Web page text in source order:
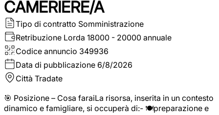
CAMERIERE/A
Tipo di contratto Somministrazione
Retribuzione Lorda 18000 - 20000 annuale
Codice annuncio 349936
Data di pubblicazione 6/8/2026
Città Tradate
🎯 Posizione – Cosa faraiLa risorsa, inserita in un contesto
dinamico e famigliare, si occuperà di:- 🍽️preparazione e